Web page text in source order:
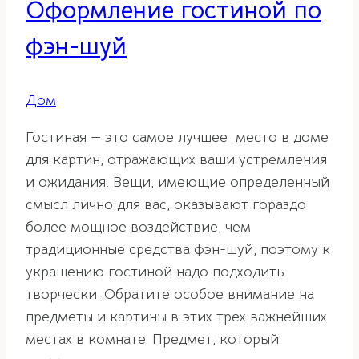
Оформление гостиной по
фэн-шуй
Дом
Гостиная — это самое лучшее место в доме
для картин, отражающих ваши устремления
и ожидания. Вещи, имеющие определенный
смысл лично для вас, оказывают гораздо
более мощное воздействие, чем
традиционные средства фэн-шуй, поэтому к
украшению гостиной надо подходить
творчески. Обратите особое внимание на
предметы и картины в этих трех важнейших
местах в комнате: Предмет, который